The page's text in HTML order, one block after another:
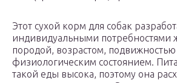
Этот сухой корм для собак
индивидуальными потребностями
породой, возрастом,
физиологическим состоянием.
такой еды высока, поэтому она